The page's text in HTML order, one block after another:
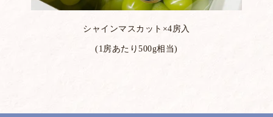
シャインマスカット×4房入
(1房あたり500g相当)